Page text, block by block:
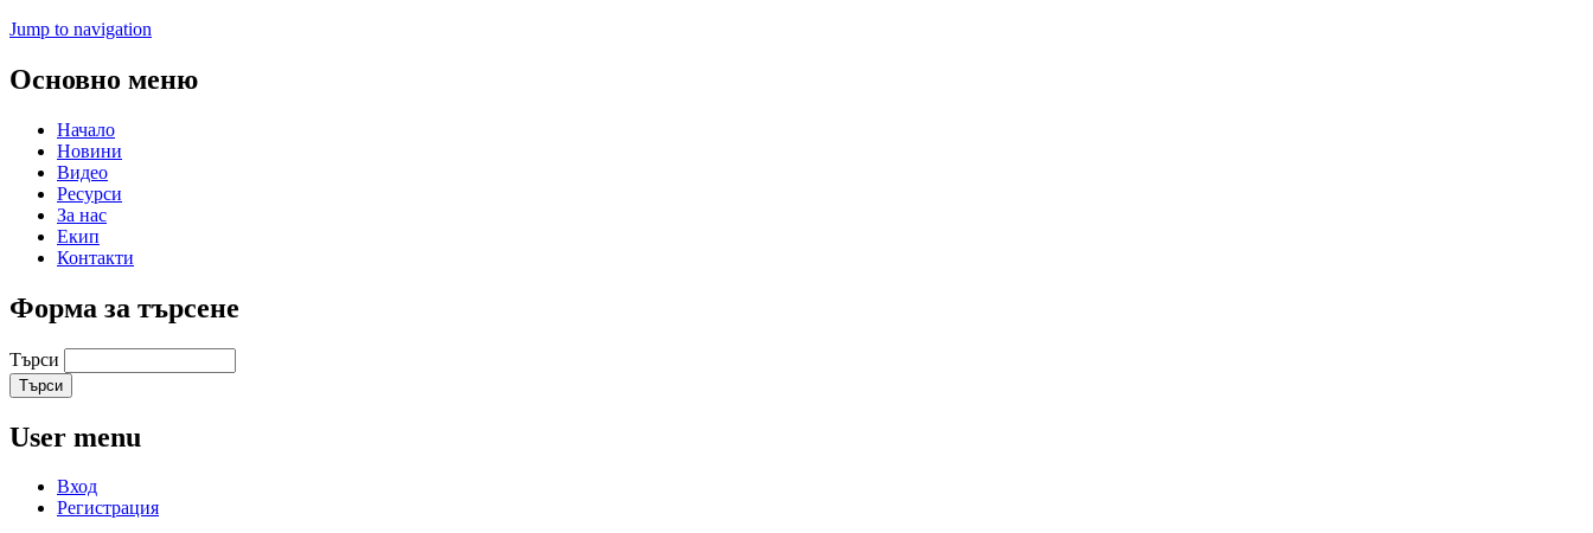
Jump to navigation
Основно меню
Начало
Новини
Видео
Ресурси
За нас
Екип
Контакти
Форма за търсене
Търси
User menu
Вход
Регистрация